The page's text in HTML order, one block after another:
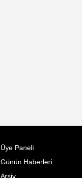
Üye Paneli
Günün Haberleri
Arşiv